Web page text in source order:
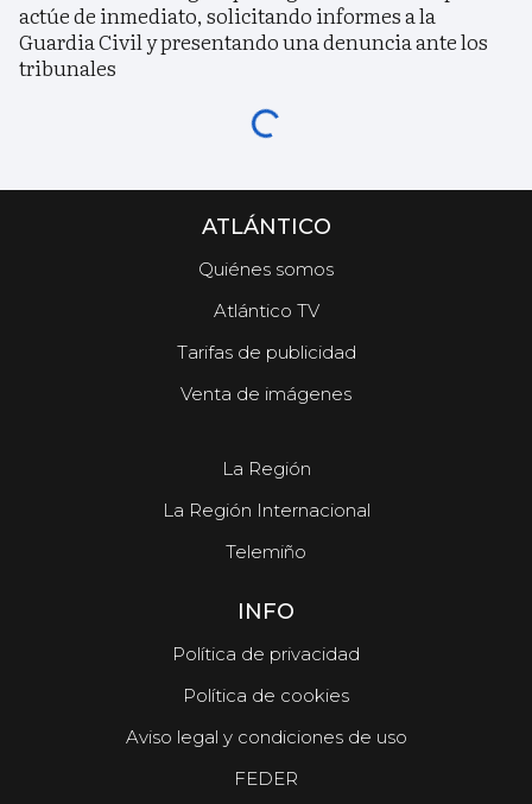
actúe de inmediato, solicitando informes a la
Guardia Civil y presentando una denuncia ante los
tribunales
ATLÁNTICO
Quiénes somos
Atlántico TV
Tarifas de publicidad
Venta de imágenes
La Región
La Región Internacional
Telemiño
INFO
Política de privacidad
Política de cookies
Aviso legal y condiciones de uso
FEDER